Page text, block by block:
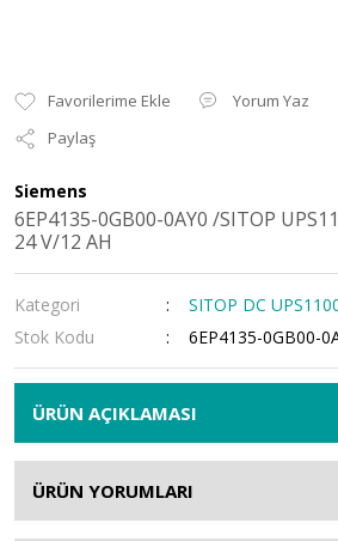
Yorum Yaz
Paylaş
Siemens
6EP4135-0GB00-0AY0 /SITOP
24 V/12 AH
Kategori
SITOP DC
Stok Kodu
6EP4135-0GB00-
ÜRÜN AÇIKLAMASI
ÜRÜN YORUMLARI